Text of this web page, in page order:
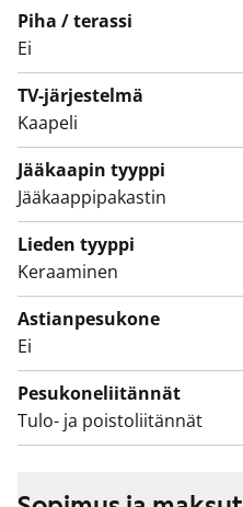
Piha / terassi
Ei
TV-järjestelmä
Kaapeli
Jääkaapin tyyppi
Jääkaappipakastin
Lieden tyyppi
Keraaminen
Astianpesukone
Ei
Pesukoneliitännät
Tulo- ja poistoliitännät